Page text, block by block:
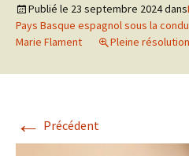
Publié le 23 septembre 2024dans
Pays Basque espagnol sous la
Marie Flament
Pleine
← Précédent